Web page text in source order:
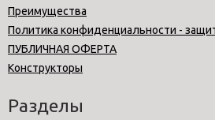
Преимущества
Политика конфиденциальности -
ПУБЛИЧНАЯ ОФЕРТА
Конструкторы
Разделы